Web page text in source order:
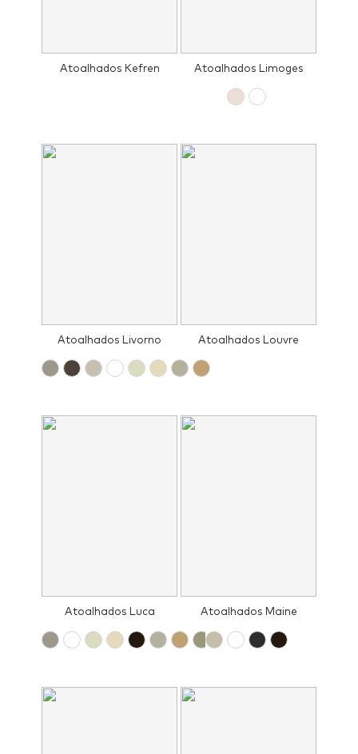
Atoalhados Kefren Atoalhados Limoges
Atoalhados Livorno Atoalhados Louvre
Atoalhados Luca Atoalhados Maine